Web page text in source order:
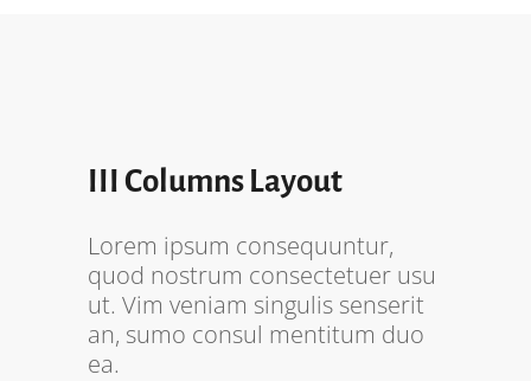
III Columns Layout
Lorem ipsum consequuntur,
quod nostrum consectetuer usu
ut. Vim veniam singulis senserit
an, sumo consul mentitum duo
ea.